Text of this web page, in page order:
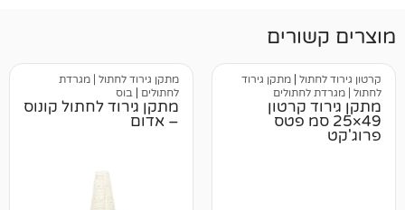
מתקן גירוד
פטס
מתקן גירוד לחתול | מגרדת
לחתולים
מתקן גירוד לחתול קונוס
– אדום